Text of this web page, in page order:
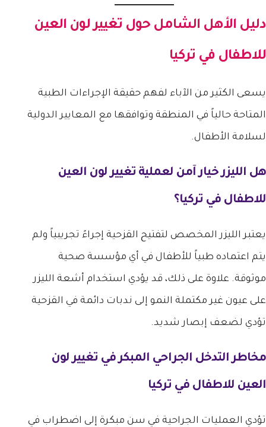
دليل الأهل الشامل حول تغيير لون العين
للاطفال في تركيا
يسعى الكثير من الآباء لفهم حقيقة الإجراءات الطبية
المتاحة حالياً في المنطقة وتوافقها مع المعايير الدولية
لسلامة الأطفال.
هل الليزر خيار آمن لعملية تغيير لون العين
للاطفال في تركيا؟
يعتبر الليزر المخصص لتفتيح القزحية إجراءً تجريبياً ولم
يتم اعتماده طبياً للأطفال في أي مؤسسة صحية
موثوقة. علاوة على ذلك، قد يؤدي استخدام أشعة الليزر
على عيون غير مكتملة النمو إلى ندبات دائمة في القزحية
تؤدي لضعف إبصار شديد.
مخاطر التدخل الجراحي المبكر في تغيير لون
العين للاطفال في تركيا
تؤدي العمليات الجراحية في سن مبكرة إلى اضطراب في